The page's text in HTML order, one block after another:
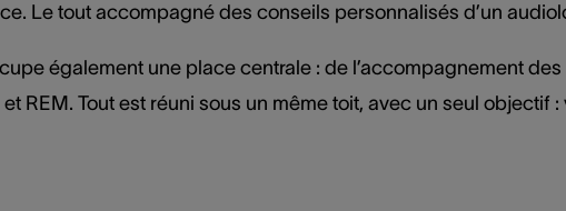
Le tout accompagné des conseils personnalisés d’un
également une place centrale : de l’accompagnement
REM. Tout est réuni sous un même toit, avec un seul